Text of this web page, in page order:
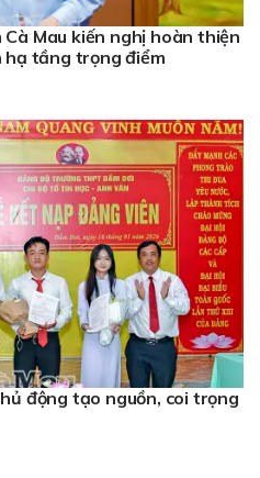
Mau kiến nghị hoàn thiện
hạ tầng trọng điểm
động tạo nguồn, coi trọng